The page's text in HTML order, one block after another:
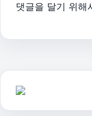
댓글을 달기 위해